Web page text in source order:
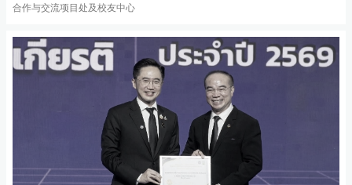
合作与交流项目处及校友中心